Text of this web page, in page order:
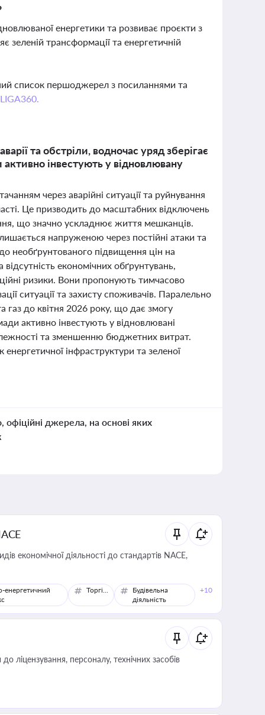
енергетики та розвиває проєкти з
трансформації та енергетичній
список першоджерел з посиланнями та
та обстріли, водночас уряд зберігає
інвестують у відновлювану
через аварійні ситуації та руйнування
Це призводить до масштабних відключень
що значно ускладнює життя мешканців.
напруженою через постійні атаки та
необґрунтованого підвищення цін на
економічних обґрунтувань,
ризики. Вони пропонують тимчасово
ситуації та захисту споживачів. Паралельно
газ до квітня 2026 року, що дає змогу
активно інвестують у відновлювані
та зменшенню бюджетних витрат.
інфраструктури та зеленої
офіційні джерела, на основі яких
економічної діяльності до стандартів NACE,
енергетичний
Торгівля
Будівельна
діяльність
+10
ліцензування, персоналу, технічних засобів